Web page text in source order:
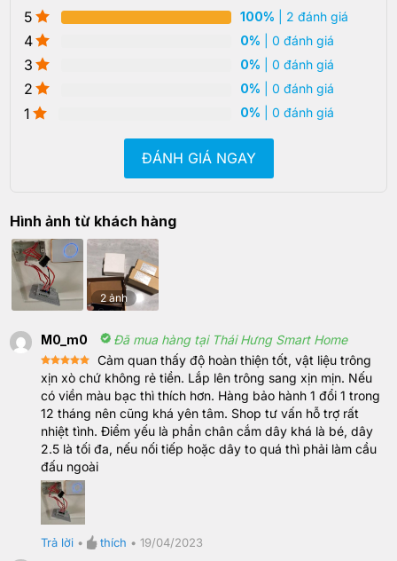
5 100% | 2 đánh giá
4 0% | 0 đánh giá
3 0% | 0 đánh giá
2 0% | 0 đánh giá
1 0% | 0 đánh giá
ĐÁNH GIÁ NGAY
Hình ảnh từ khách hàng
2 ảnh
M0_m0 Đã mua hàng tại Thái Hưng Smart Home
Rated5
out of 5
Cảm quan thấy độ hoàn thiện tốt, vật liệu trông
xịn xò chứ không rẻ tiền. Lắp lên trông sang xịn mịn. Nếu
có viền màu bạc thì thích hơn. Hàng bảo hành 1 đổi 1 trong
12 tháng nên cũng khá yên tâm. Shop tư vấn hỗ trợ rất
nhiệt tình. Điểm yếu là phần chân cắm dây khá là bé, dây
2.5 là tối đa, nếu nối tiếp hoặc dây to quá thì phải làm cầu
đấu ngoài
Trả lời • thích •19/04/2023